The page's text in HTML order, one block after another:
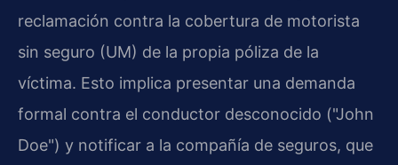
reclamación contra la cobertura de motorista
sin seguro (UM) de la propia póliza de la
víctima. Esto implica presentar una demanda
formal contra el conductor desconocido ("John
Doe") y notificar a la compañía de seguros, que